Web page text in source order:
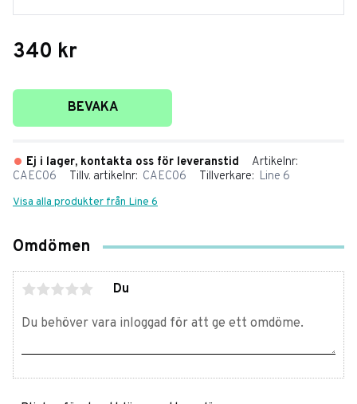
340 kr
Lägg till i favoriter
BEVAKA
Ej i lager, kontakta oss för leveranstid
Artikelnr
CAEC06
Tillv. artikelnr CAEC06 Tillverkare Line 6
Visa alla produkter från Line 6
Omdömen
Du